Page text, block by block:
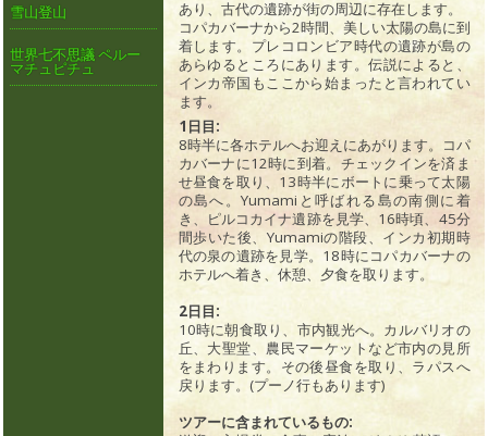
雪山登山
世界七不思議 ペルー
マチュピチュ
あり、古代の遺跡が街の周辺に存在します。
コパカバーナから2時間、美しい太陽の島に到
着します。プレコロンビア時代の遺跡が島の
あらゆるところにあります。伝説によると、
インカ帝国もここから始まったと言われてい
ます。
1日目:
8時半に各ホテルへお迎えにあがります。コパ
カバーナに12時に到着。チェックインを済ま
せ昼食を取り、13時半にボートに乗って太陽
の島へ。Yumamiと呼ばれる島の南側に着
き、ピルコカイナ遺跡を見学、16時頃、45分
間歩いた後、Yumamiの階段、インカ初期時
代の泉の遺跡を見学。18時にコパカバーナの
ホテルへ着き、休憩、夕食を取ります。
2日目:
10時に朝食取り、市内観光へ。カルバリオの
丘、大聖堂、農民マーケットなど市内の見所
をまわります。その後昼食を取り、ラパスへ
戻ります。(プーノ行もあります)
ツアーに含まれているもの: